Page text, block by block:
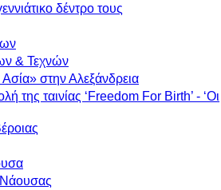
δέντρο τους
& Τεχνών
στην Αλεξάνδρεια
ταινίας ‘Freedom For Birth’ - ‘Οι
Νάουσας